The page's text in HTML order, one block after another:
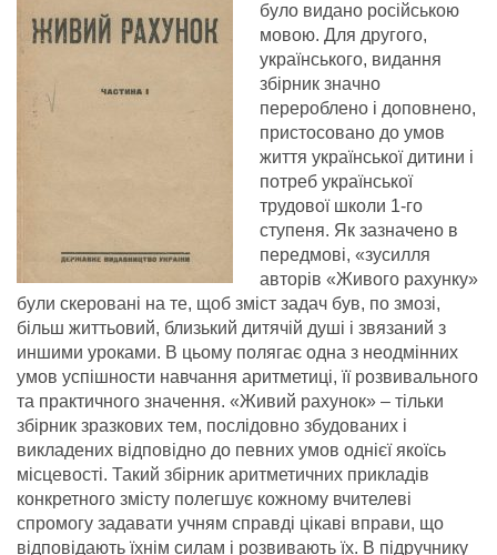
було видано російською
мовою. Для другого,
українського, видання
збірник значно
перероблено і доповнено,
пристосовано до умов
життя української дитини і
потреб української
трудової школи 1-го
ступеня. Як зазначено в
передмові, «зусилля
авторів «Живого рахунку»
були скеровані на те, щоб зміст задач був, по змозі,
більш життьовий, близький дитячій душі і звязаний з
иншими уроками. В цьому полягає одна з неодмінних
умов успішности навчання аритметиці, її розвивального
та практичного значення. «Живий рахунок» – тільки
збірник зразкових тем, послідовно збудованих і
викладених відповідно до певних умов однієї якоїсь
місцевості. Такий збірник аритметичних прикладів
конкретного змісту полегшує кожному вчителеві
спромогу задавати учням справді цікаві вправи, що
відповідають їхнім силам і розвивають їх. В підручнику